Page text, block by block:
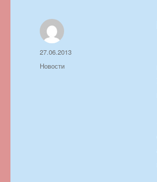
Автор
Опубликовано
27.06.2013
Рубрики
Новости